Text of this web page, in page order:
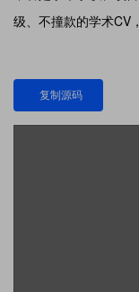
级、不撞款的学术CV
复制源码